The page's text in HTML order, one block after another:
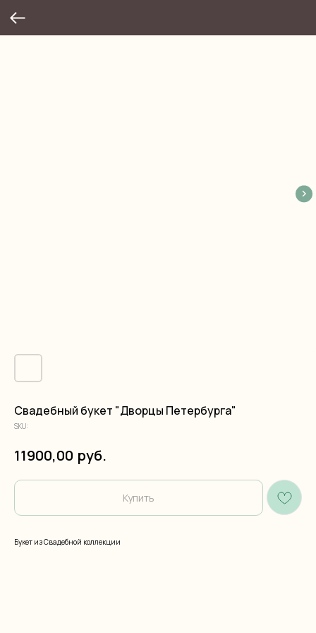
Свадебный букет "Дворцы Петербурга"
SKU:
11900,00 руб.
Купить
Букет из Свадебной коллекции